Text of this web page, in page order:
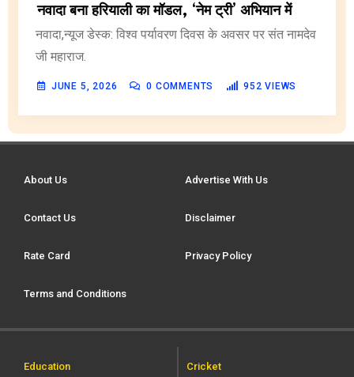
नवादा बना हरियाली का मॉडल, ‘नेम ट्री’ अभियान में
नवादा,न्यूज डेस्क: विश्व पर्यावरण दिवस के अवसर पर संत नामदेव
जी महाराज.
JUNE 5, 2026 0 COMMENTS 952 VIEWS
About Us Advertise With Us
Contact Us Disclaimer
Rate Card Privacy Policy
Terms and Conditions
Education Cricket